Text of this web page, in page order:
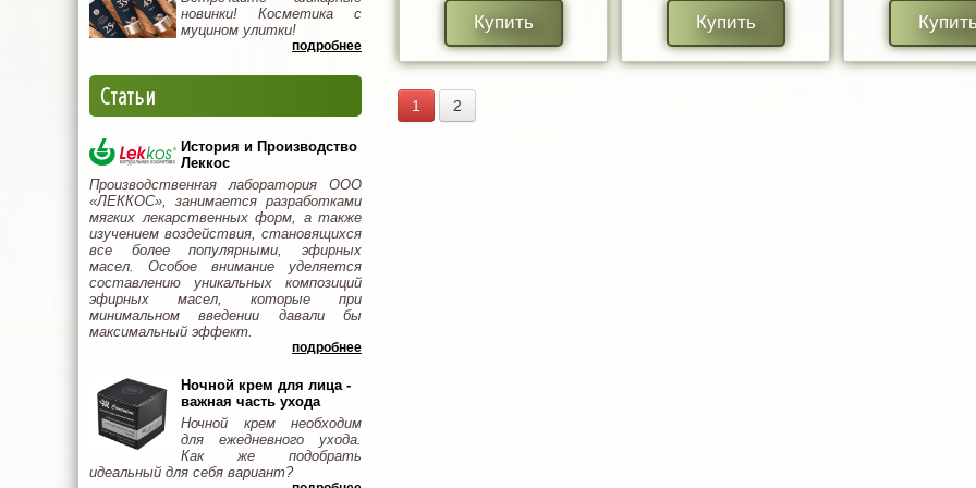
новинки! Косметика с
муцином улитки!
подробнее
Статьи
История и Производство
Леккос
Производственная лаборатория ООО
«ЛЕККОС», занимается разработками
мягких лекарственных форм, а также
изучением воздействия, становящихся
все более популярными, эфирных
масел. Особое внимание уделяется
составлению уникальных композиций
эфирных масел, которые при
минимальном введении давали бы
максимальный эффект.
подробнее
Ночной крем для лица -
важная часть ухода
Ночной крем необходим
для ежедневного ухода.
Как же подобрать
идеальный для себя вариант?
Купить Купить
1 2